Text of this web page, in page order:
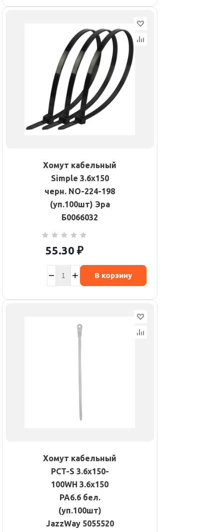
Хомут кабельный
Simple 3.6х150
черн. NO-224-198
(уп.100шт) Эра
Б0066032
55.30 ₽
В корзину
Хомут кабельный
PCT-S 3.6х150-
100WH 3.6х150
PA6.6 бел.
(уп.100шт)
JazzWay 5055520